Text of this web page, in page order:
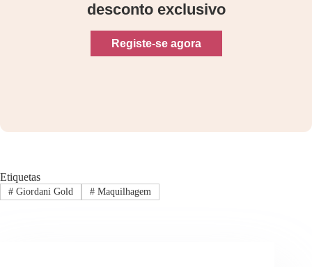
desconto exclusivo
Registe-se agora
Etiquetas
#Giordani Gold #Maquilhagem